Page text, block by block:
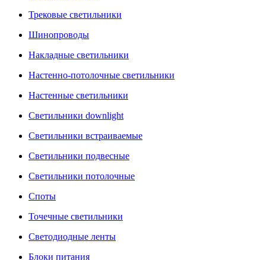
Трековые светильники
Шинопроводы
Накладные светильники
Настенно-потолочные светильники
Настенные светильники
Светильники downlight
Светильники встраиваемые
Светильники подвесные
Светильники потолочные
Споты
Точечные светильники
Светодиодные ленты
Блоки питания